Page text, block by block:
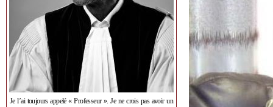
Je l’ai toujours appelé « Professeur ». Je ne crois pas avoir un